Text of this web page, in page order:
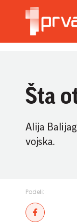
Šta
Alija
vojska.
Podeli: